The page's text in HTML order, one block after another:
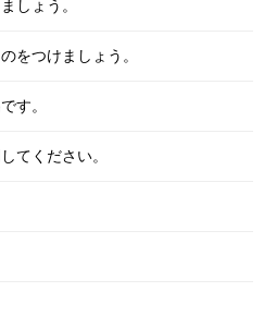
しょう。
をつけましょう。
す。
てください。